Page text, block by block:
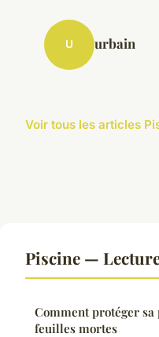
U urbain
Voir tous les articles
Piscine —
Comment protéger sa
feuilles mortes